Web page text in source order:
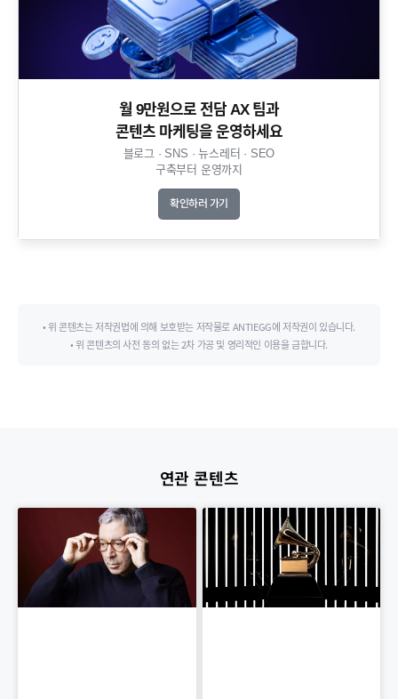
월 9만원으로 전담 AX 팀과
콘텐츠 마케팅을 운영하세요​
블로그 · SNS · 뉴스레터 · SEO
구축부터 운영까지​
확인하러 가기
• 위 콘텐츠는 저작권법에 의해 보호받는 저작물로 ANTIEGG에 저작권이 있습니다.
• 위 콘텐츠의 사전 동의 없는 2차 가공 및 영리적인 이용을 금합니다.
연관 콘텐츠